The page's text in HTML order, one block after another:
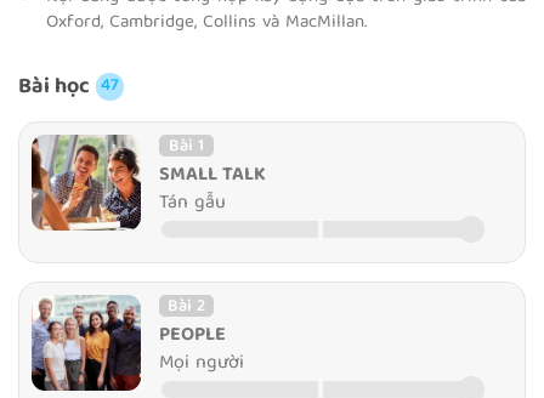
Oxford, Cambridge, Collins và MacMillan.
Bài học 47
Bài 1
SMALL TALK
Tán gẫu
Bài 2
PEOPLE
Mọi người